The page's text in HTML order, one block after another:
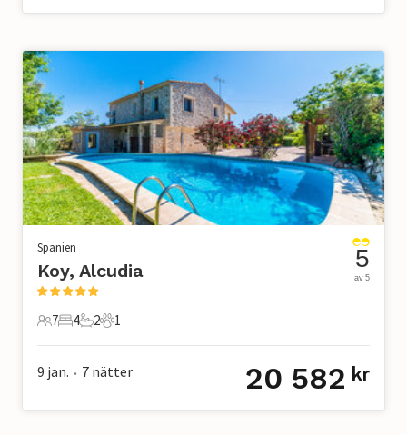
Spanien
Koy, Alcudia
7 Gäster
7
4 Sovrum
4
2 Badrum
2
1 Husdjur
1
5
av 5
9 jan. • 7 nätter 20 582 kr